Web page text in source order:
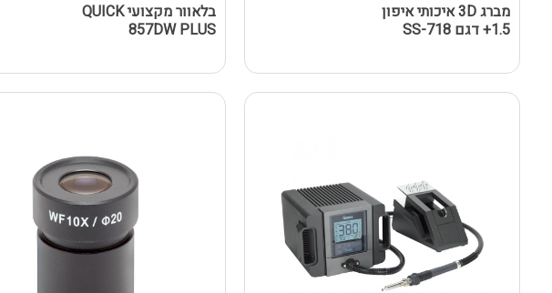
מברג 3D איכותי איפון
1.5+ דגם SS-718
בלאוור מקצועי QUICK
857DW PLUS